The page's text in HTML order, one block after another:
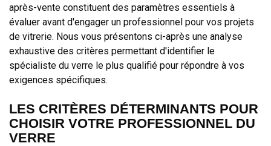
après-vente constituent des paramètres essentiels à
évaluer avant d'engager un professionnel pour vos projets
de vitrerie. Nous vous présentons ci-après une analyse
exhaustive des critères permettant d'identifier le
spécialiste du verre le plus qualifié pour répondre à vos
exigences spécifiques.
LES CRITÈRES DÉTERMINANTS POUR
CHOISIR VOTRE PROFESSIONNEL DU
VERRE